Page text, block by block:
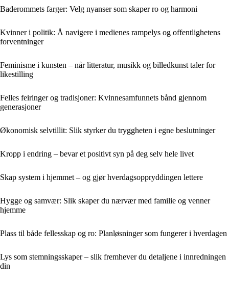
Baderommets farger: Velg nyanser som skaper ro og harmoni
Kvinner i politik: Å navigere i medienes rampelys og offentlighetens
forventninger
Feminisme i kunsten – når litteratur, musikk og billedkunst taler for
likestilling
Felles feiringer og tradisjoner: Kvinnesamfunnets bånd gjennom
generasjoner
Økonomisk selvtillit: Slik styrker du tryggheten i egne beslutninger
Kropp i endring – bevar et positivt syn på deg selv hele livet
Skap system i hjemmet – og gjør hverdagsoppryddingen lettere
Hygge og samvær: Slik skaper du nærvær med familie og venner
hjemme
Plass til både fellesskap og ro: Planløsninger som fungerer i hverdagen
Lys som stemningsskaper – slik fremhever du detaljene i innredningen
din